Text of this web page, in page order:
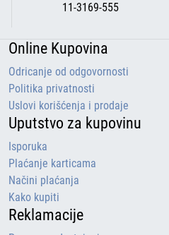
11-3169-555
Online Kupovina
Odricanje od odgovornosti
Politika privatnosti
Uslovi korišćenja i prodaje
Uputstvo za kupovinu
Isporuka
Plaćanje karticama
Načini plaćanja
Kako kupiti
Reklamacije